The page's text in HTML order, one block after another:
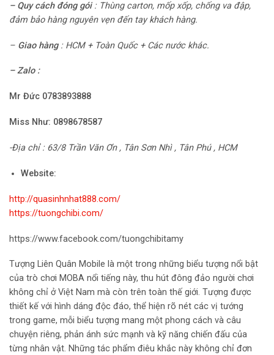
– Quy cách đóng gói : Thùng carton, mốp xốp, chống va đập,
đảm bảo hàng nguyên vẹn đến tay khách hàng.
– Giao hàng : HCM + Toàn Quốc + Các nước khác.
– Zalo :
Mr Đức 0783893888
Miss Như: 0898678587
-Địa chỉ : 63/8 Trần Văn Ơn , Tân Sơn Nhì , Tân Phú , HCM
Website:
http://quasinhnhat888.com/
https://tuongchibi.com/
https://www.facebook.com/tuongchibitamy
Tượng Liên Quân Mobile là một trong những biểu tượng nổi bật
của trò chơi MOBA nổi tiếng này, thu hút đông đảo người chơi
không chỉ ở Việt Nam mà còn trên toàn thế giới. Tượng được
thiết kế với hình dáng độc đáo, thể hiện rõ nét các vị tướng
trong game, mỗi biểu tượng mang một phong cách và câu
chuyện riêng, phản ánh sức mạnh và kỹ năng chiến đấu của
từng nhân vật. Những tác phẩm điêu khắc này không chỉ đơn